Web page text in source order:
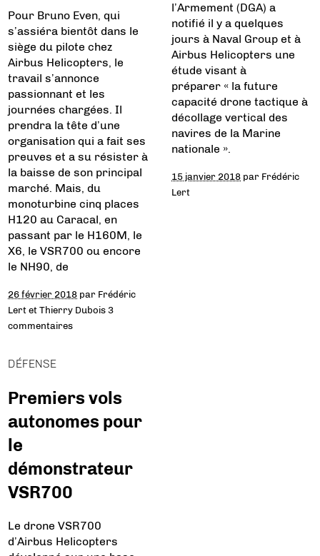
Pour Bruno Even, qui
s’assiéra bientôt dans le
siège du pilote chez
Airbus Helicopters, le
travail s’annonce
passionnant et les
journées chargées. Il
prendra la tête d’une
organisation qui a fait ses
preuves et a su résister à
la baisse de son principal
marché. Mais, du
monoturbine cinq places
H120 au Caracal, en
passant par le H160M, le
X6, le VSR700 ou encore
le NH90, de
26 février 2018 par Frédéric
Lert et Thierry Dubois 3
commentaires
l’Armement (DGA) a
notifié il y a quelques
jours à Naval Group et à
Airbus Helicopters une
étude visant à
préparer « la future
capacité drone tactique à
décollage vertical des
navires de la Marine
nationale ».
15 janvier 2018 par Frédéric
Lert
DÉFENSE
Premiers vols
autonomes pour
le
démonstrateur
VSR700
Le drone VSR700
d’Airbus Helicopters